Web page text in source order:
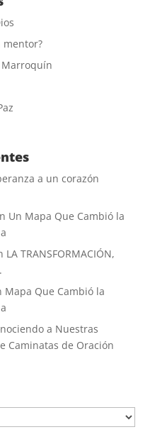
mentor?
Marroquín
a un corazón
Un Mapa Que Cambió la
LA TRANSFORMACIÓN,
Mapa Que Cambió la
a Nuestras
Caminatas de Oración